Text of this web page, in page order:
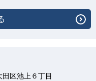
田区池上６丁目